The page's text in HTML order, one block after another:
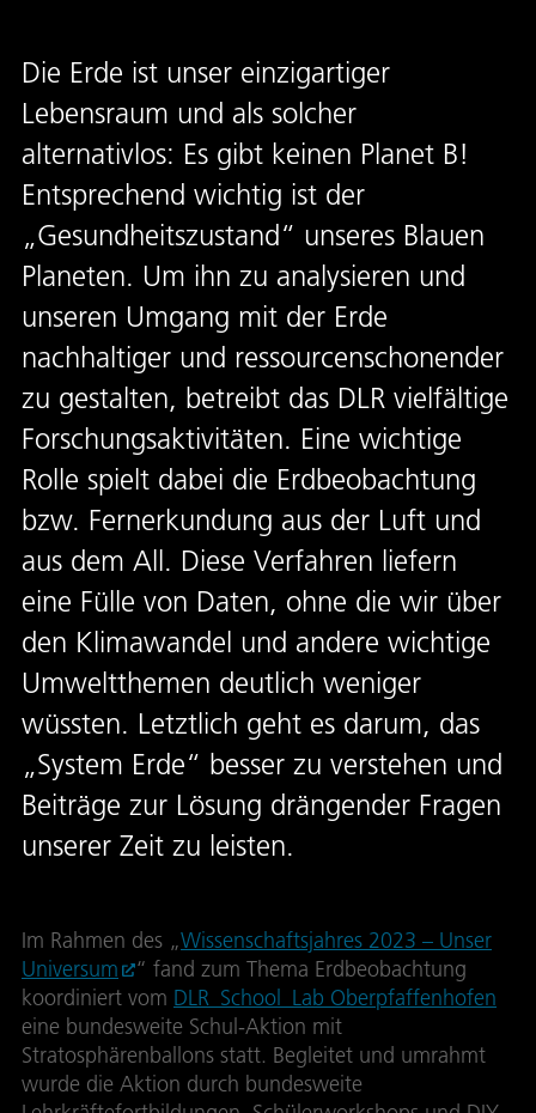
Die Erde ist unser einzigartiger
Lebensraum und als solcher
alternativlos: Es gibt keinen Planet B!
Entsprechend wichtig ist der
„Gesundheitszustand“ unseres Blauen
Planeten. Um ihn zu analysieren und
unseren Umgang mit der Erde
nachhaltiger und ressourcenschonender
zu gestalten, betreibt das DLR vielfältige
Forschungsaktivitäten. Eine wichtige
Rolle spielt dabei die Erdbeobachtung
bzw. Fernerkundung aus der Luft und
aus dem All. Diese Verfahren liefern
eine Fülle von Daten, ohne die wir über
den Klimawandel und andere wichtige
Umweltthemen deutlich weniger
wüssten. Letztlich geht es darum, das
„System Erde“ besser zu verstehen und
Beiträge zur Lösung drängender Fragen
unserer Zeit zu leisten.
Im Rahmen des „Wissenschaftsjahres 2023 – Unser
Universum
“ fand zum Thema Erdbeobachtung
koordiniert vom DLR_School_Lab Oberpfaffenhofen
eine bundesweite Schul-Aktion mit
Stratosphärenballons statt. Begleitet und umrahmt
wurde die Aktion durch bundesweite